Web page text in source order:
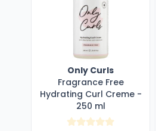
Only Curls
Fragrance Free
Hydrating Curl Creme -
250 ml